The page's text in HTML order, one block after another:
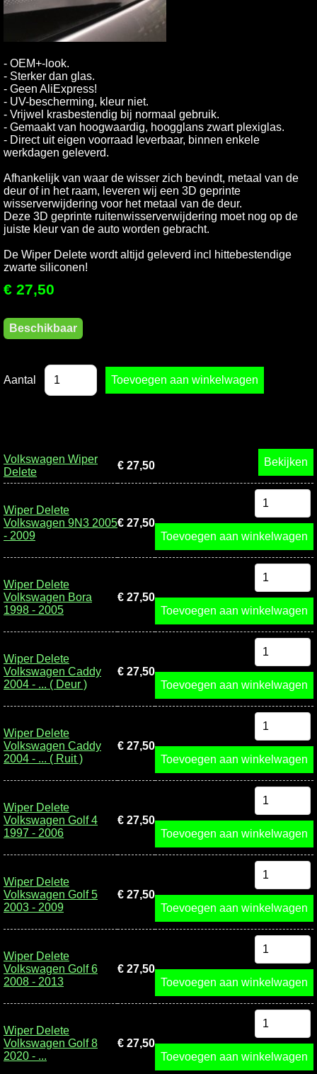
- OEM+-look.
- Sterker dan glas.
- Geen AliExpress!
- UV-bescherming, kleur niet.
- Vrijwel krasbestendig bij normaal gebruik.
- Gemaakt van hoogwaardig, hoogglans zwart plexiglas.
- Direct uit eigen voorraad leverbaar, binnen enkele
werkdagen geleverd.
Afhankelijk van waar de wisser zich bevindt, metaal van de
deur of in het raam, leveren wij een 3D geprinte
wisserverwijdering voor het metaal van de deur.
Deze 3D geprinte ruitenwisserverwijdering moet nog op de
juiste kleur van de auto worden gebracht.
De Wiper Delete wordt altijd geleverd incl hittebestendige
zwarte siliconen!
€ 27,50
Beschikbaar
Aantal
Volkswagen Wiper
Delete
€ 27,50 Bekijken
Wiper Delete
Volkswagen 9N3 2005
- 2009
€ 27,50
Toevoegen aan winkelwagen
Wiper Delete
Volkswagen Bora
1998 - 2005
€ 27,50
Toevoegen aan winkelwagen
Wiper Delete
Volkswagen Caddy
2004 - ... ( Deur )
€ 27,50
Toevoegen aan winkelwagen
Wiper Delete
Volkswagen Caddy
2004 - ... ( Ruit )
€ 27,50
Toevoegen aan winkelwagen
Wiper Delete
Volkswagen Golf 4
1997 - 2006
€ 27,50
Toevoegen aan winkelwagen
Wiper Delete
Volkswagen Golf 5
2003 - 2009
€ 27,50
Toevoegen aan winkelwagen
Wiper Delete
Volkswagen Golf 6
2008 - 2013
€ 27,50
Toevoegen aan winkelwagen
Wiper Delete
Volkswagen Golf 8
2020 - ...
€ 27,50
Toevoegen aan winkelwagen